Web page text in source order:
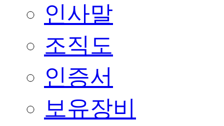
인사말
조직도
인증서
보유장비